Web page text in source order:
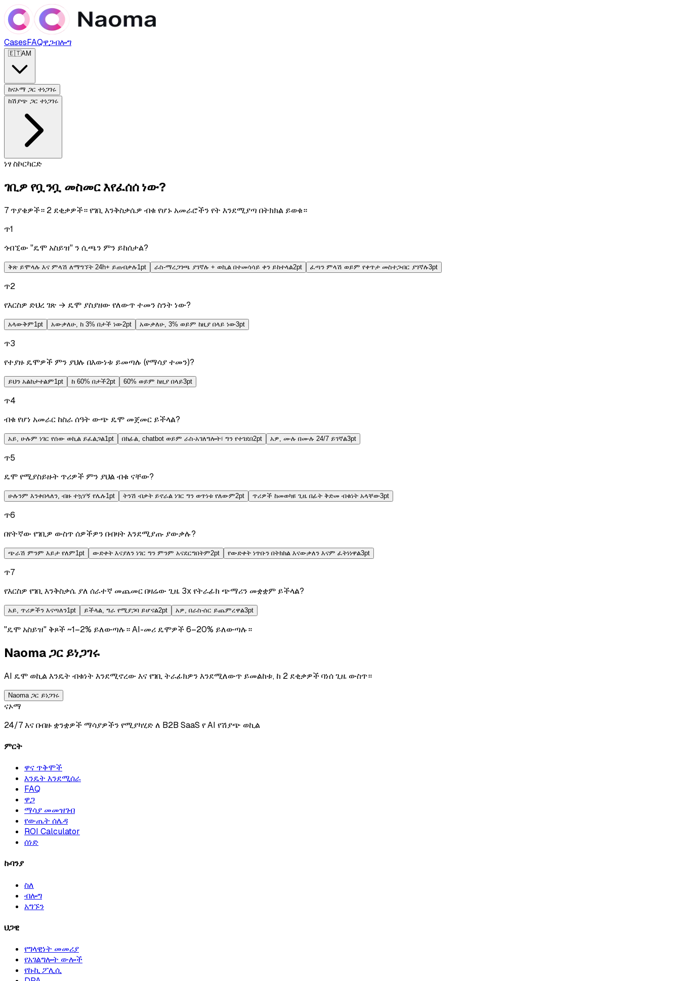
CasesFAQዋጋብሎግ
🇪🇹AM
ከናኦማ ጋር ተነጋገሩ
ከሽያጭ ጋር ተነጋገሩ
ነፃ ስኮርካርድ
ገቢዎ የቧንቧ መስመር እየፈሰሰ ነው?
7 ጥያቄዎች። 2 ደቂቃዎች። የገቢ እንቅስቃሴዎ ብቁ የሆኑ አመራሮችን የት እንደሚያጣ በትክክል ይወቁ።
ጥ1
ጎብኚው "ዴሞ አስይዝ" ን ሲጫን ምን ይከሰታል?
ቅጽ ይሞላሉ እና ምላሽ ለማግኘት 24h+ ይጠብቃሉ1 pt ራስ-ማረጋገጫ ያገኛሉ + ወኪል በተመሳሳይ ቀን ይከተላል2pt ፈጣን ምላሽ ወይም የቀጥታ መስተጋብር ያገኛሉ3pt
ጥ2
የእርስዎ ድህረ ገጽ → ዴሞ ያስያዘው የለውጥ ተመን ስንት ነው?
አላውቅም1 pt አውቃለሁ, ከ 3% በታች ነው2pt አውቃለሁ, 3% ወይም ከዚያ በላይ ነው3pt
ጥ3
የተያዙ ዴሞዎች ምን ያህሉ በእውነቱ ይመጣሉ (የማሳያ ተመን)?
ይህን አልከታተልም1 pt ከ 60% በታች2pt 60% ወይም ከዚያ በላይ3pt
ጥ4
ብቁ የሆነ አመራር ከስራ ሰዓት ውጭ ዴሞ መጀመር ይችላል?
አይ, ሁሉም ነገር የሰው ወኪል ይፈልጋል1 pt በከፊል, chatbot ወይም ራስ-አገለግሎት፣ ግን የተገደበ2pt አዎ, ሙሉ በሙሉ 24/7 ይገኛል3pt
ጥ5
ዴሞ የሚያስይዙት ጥሪዎች ምን ያህል ብቁ ናቸው?
ሁሉንም እንቀበላለን, ብዙ ተኳሃኝ የሌሉ1 pt ትንሽ ብቃት ይኖራል ነገር ግን ወጥነቱ የለውም2pt ጥሪዎች ከመወካዩ ጊዜ በፊት ቅድመ ብቁነት አላቸው3pt
ጥ6
በየትኛው የገቢዎ ውስጥ ሰዎችዎን በብዛት እንደሚያጡ ያውቃሉ?
ጭራሽ ምንም እይታ የለም1 pt ውድቀት እናያለን ነገር ግን ምንም አናደርግበትም2pt የውድቀት ነጥቡን በትክክል እናውቃለን እናም ፈትነነዋል3pt
ጥ7
የእርስዎ የገቢ እንቅስቃሴ ያለ ሰራተኛ መጨመር በዛሬው ጊዜ 3x የትራፊክ ጭማሪን መቋቋም ይችላል?
አይ, ጥሪዎችን እናጣለን1 pt ይችላል, ግራ የሚያጋባ ይሆናል2pt አዎ, በራስ-ሰር ይጨምረዋል3pt
"ዴሞ አስይዝ" ቅጾች ~1–2% ይለውጣሉ።AI-መሪ ዴሞዎች 6–20% ይለውጣሉ።
Naoma ጋር ይነጋገሩ
AI ዴሞ ወኪል እንዴት ብቁነት እንደሚኖረው እና የገቢ ትራፊክዎን እንደሚለውጥ ይመልከቱ, ከ 2 ደቂቃዎች ባነሰ ጊዜ ውስጥ።
Naoma ጋር ይነጋገሩ
ናኦማ
24/7 እና በብዙ ቋንቋዎች ማሳያዎችን የሚያካሂድ ለ B2B SaaS የ AI የሽያጭ ወኪል
ምርት
ዋና ጥቅሞች
እንዴት እንደሚሰራ
FAQ
ዋጋ
ማሳያ መመዝገብ
የውጤት ሰሌዳ
ROI Calculator
ሰነድ
ኩባንያ
ስለ
ብሎግ
አግኙን
ህጋዊ
የግላዊነት መመሪያ
የአገልግሎት ውሎች
የኩኪ ፖሊሲ